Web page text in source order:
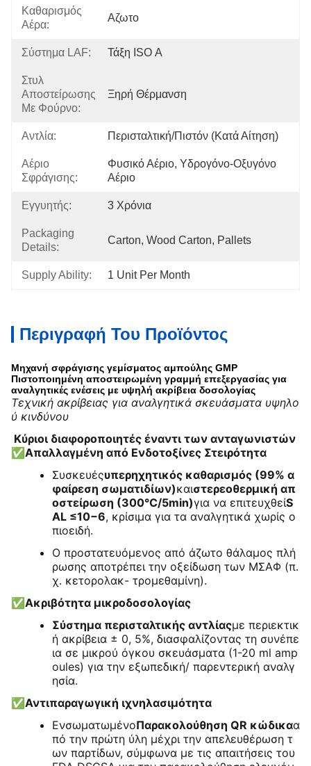
Καθαρισμός
Αέρα:
Αζωτο
Σύστημα LAF: Τάξη ISO Α
Στυλ
Αποστείρωσης
Με Φούρνο:
Ξηρή Θέρμανση
Αντλία: Περισταλτική/Πιστόν (κατά Αίτηση)
Αέριο
Σφράγισης:
Φυσικό Αέριο, Υδρογόνο-Οξυγόνο
Αέριο
Εγγυητής: 3 Χρόνια
Packaging
Details:
Carton, Wood Carton, Pallets
Supply Ability: 1 Unit Per Month
Περιγραφή Του Προϊόντος
Μηχανή σφράγισης γεμίσματος αμπούλης GMP
Πιστοποιημένη αποστειρωμένη γραμμή επεξεργασίας για
αναλγητικές ενέσεις με υψηλή ακρίβεια δοσολογίας
Τεχνική ακρίβειας για αναλγητικά σκευάσματα υψηλο
ύ κινδύνου
️ Κύριοι διαφοροποιητές έναντι των ανταγωνιστών
✅Απαλλαγμένη από Ενδοτοξίνες Στειρότητα
Συσκευέςυπερηχητικός καθαρισμός (99% α
φαίρεση σωματιδίων)καιστερεοθερμική απ
οστείρωση (300°C/5min)για να επιτευχθείS
AL ≤10−6, κρίσιμα για τα αναλγητικά χωρίς ο
πιοειδή.
Ο προστατευόμενος από άζωτο θάλαμος πλή
ρωσης αποτρέπει την οξείδωση των ΜΣΑΦ (π.
χ. κετορολακ- τρομεθαμίνη).
✅Ακριβότητα μικροδοσολογίας
Σύστημα περισταλτικής αντλίαςμε περιεκτικ
ή ακρίβεια ± 0, 5%, διασφαλίζοντας τη συνέπε
ια σε μικρού όγκου σκευάσματα (1-20 ml amp
oules) για την εξωπεδική/ παρεντερική αναλγ
ησία.
✅Αντιπαραγωγική ιχνηλασιμότητα
ΕνσωματωμένοΠαρακολούθηση QR κώδικαα
πό την πρώτη ύλη μέχρι την απελευθέρωση τ
ων παρτίδων, σύμφωνα με τις απαιτήσεις του